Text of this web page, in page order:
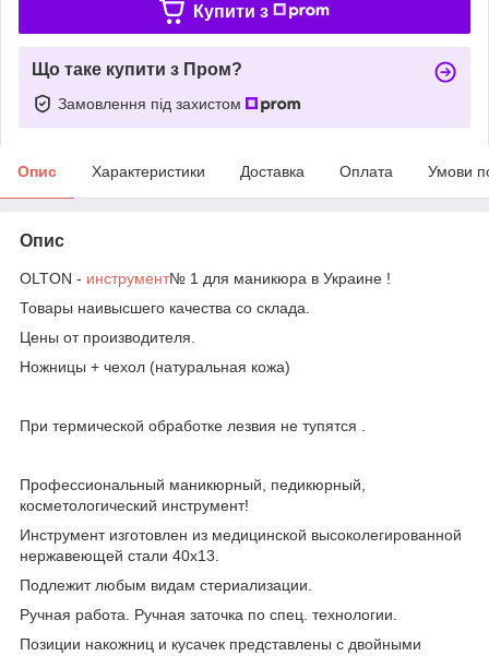
Купити з
Що таке купити з Пром?
Замовлення під захистом
Опис Характеристики Доставка Оплата Умови
Опис
OLTON - инструмент№ 1 для маникюра в Украине !
Товары наивысшего качества со склада.
Цены от производителя.
Ножницы + чехол (натуральная кожа)
При термической обработке лезвия не тупятся .
Профессиональный маникюрный, педикюрный,
косметологический инструмент!
Инструмент изготовлен из медицинской высоколегированной
нержавеющей стали 40х13.
Подлежит любым видам стериализации.
Ручная работа. Ручная заточка по спец. технологии.
Позиции накожниц и кусачек представлены с двойными